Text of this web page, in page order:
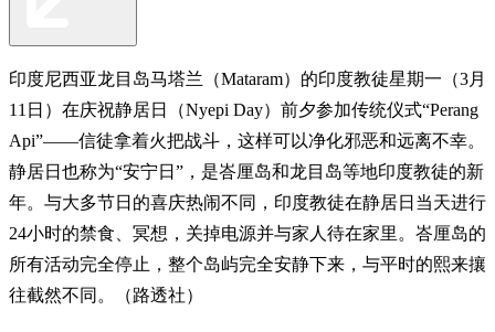
印度尼西亚龙目岛马塔兰（Mataram）的印度教徒星期一（3月
11日）在庆祝静居日（Nyepi Day）前夕参加传统仪式“Perang
Api”——信徒拿着火把战斗，这样可以净化邪恶和远离不幸。
静居日也称为“安宁日”，是峇厘岛和龙目岛等地印度教徒的新
年。与大多节日的喜庆热闹不同，印度教徒在静居日当天进行
24小时的禁食、冥想，关掉电源并与家人待在家里。峇厘岛的
所有活动完全停止，整个岛屿完全安静下来，与平时的熙来攘
往截然不同。（路透社）